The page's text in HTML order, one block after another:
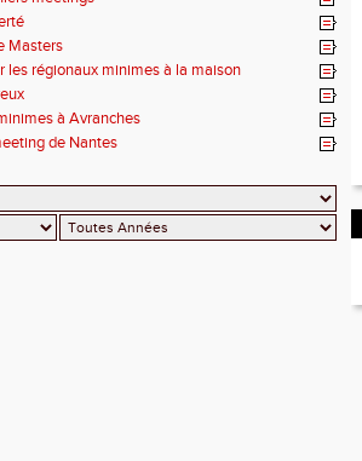
Masters
les régionaux minimes à la maison
à Avranches
de Nantes